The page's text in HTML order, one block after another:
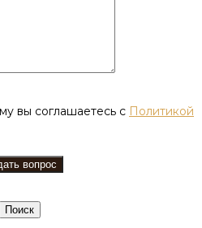
вы соглашаетесь с Политикой
Поиск